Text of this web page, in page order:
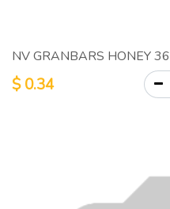
NV GRANBARS HONEY 36
$0.34